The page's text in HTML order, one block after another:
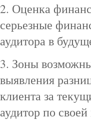
2. Оценка
серьезные
аудитора в
3. Зоны
выявления
клиента за
аудитор по